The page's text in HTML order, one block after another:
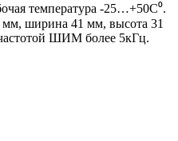
температура -25…+50C⁰.
ширина 41 мм, высота 31
ШИМ более 5кГц.